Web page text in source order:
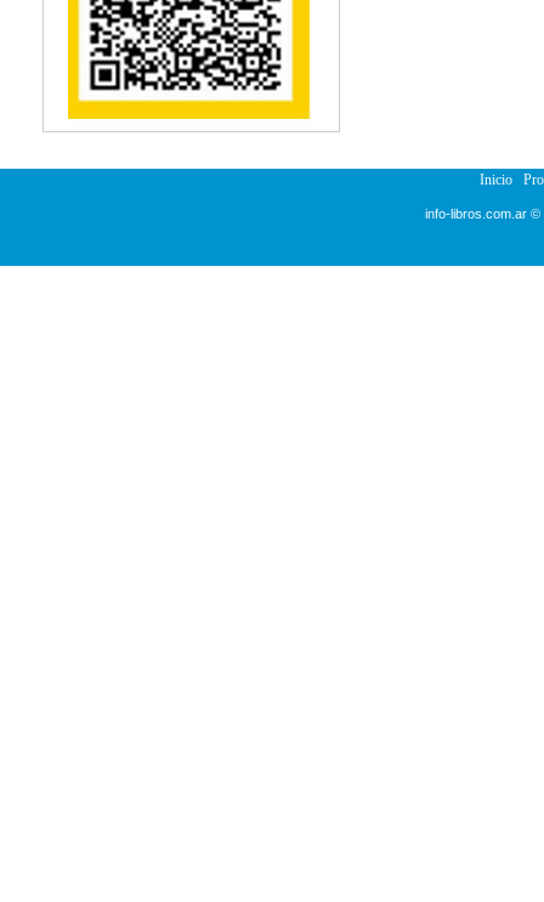
Reumatología
Salud Pública
Semiología
Terapia Ocupacional
Urología
Inicio
info-libros.com.ar